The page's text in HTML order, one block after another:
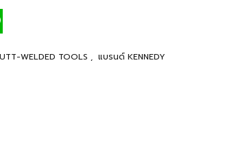
WELDED TOOLS , แบรนด์ KENNEDY